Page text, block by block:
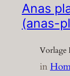
Anas
(anas-
Vorlage
in